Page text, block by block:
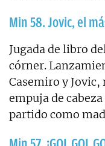
Min 58. Jovic, el
Jugada de libro
córner.
Casemiro y
empuja de
partido como